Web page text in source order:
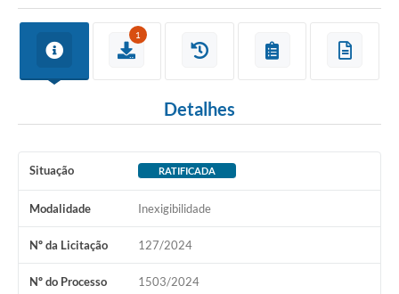
1
Detalhes
Situação RATIFICADA
Modalidade Inexigibilidade
Nº da Licitação 127/2024
Nº do Processo 1503/2024